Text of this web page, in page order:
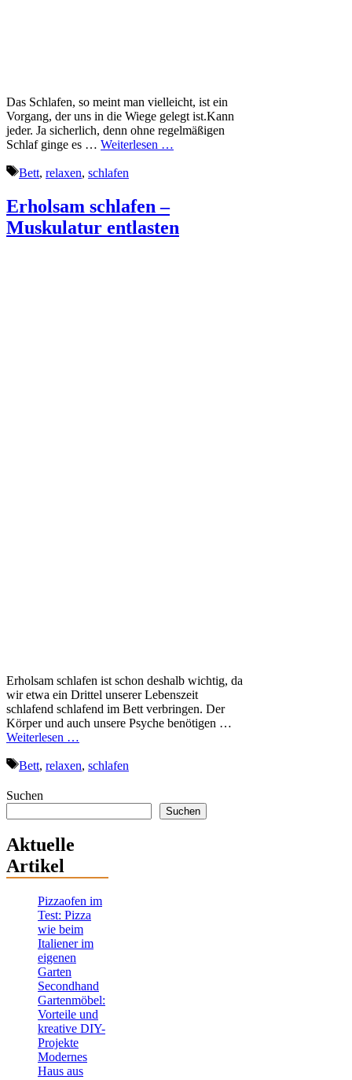
Das Schlafen, so meint man vielleicht, ist ein
Vorgang, der uns in die Wiege gelegt ist.Kann
jeder. Ja sicherlich, denn ohne regelmäßigen
Schlaf ginge es … Weiterlesen …
Schlagwörter
Bett, relaxen, schlafen
Erholsam schlafen –
Muskulatur entlasten
Erholsam schlafen ist schon deshalb wichtig, da
wir etwa ein Drittel unserer Lebenszeit
schlafend schlafend im Bett verbringen. Der
Körper und auch unsere Psyche benötigen …
Weiterlesen …
Schlagwörter
Bett, relaxen, schlafen
Suchen
Suchen
Aktuelle
Artikel
Pizzaofen im
Test: Pizza
wie beim
Italiener im
eigenen
Garten
Secondhand
Gartenmöbel:
Vorteile und
kreative DIY-
Projekte
Modernes
Haus aus